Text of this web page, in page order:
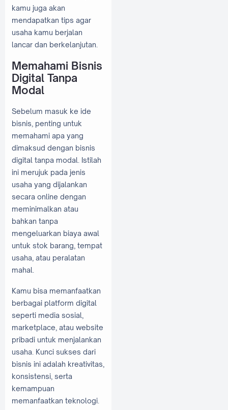
kamu juga akan
mendapatkan tips agar
usaha kamu berjalan
lancar dan berkelanjutan.
Memahami Bisnis
Digital Tanpa
Modal
Sebelum masuk ke ide
bisnis, penting untuk
memahami apa yang
dimaksud dengan bisnis
digital tanpa modal. Istilah
ini merujuk pada jenis
usaha yang dijalankan
secara online dengan
meminimalkan atau
bahkan tanpa
mengeluarkan biaya awal
untuk stok barang, tempat
usaha, atau peralatan
mahal.
Kamu bisa memanfaatkan
berbagai platform digital
seperti media sosial,
marketplace, atau website
pribadi untuk menjalankan
usaha. Kunci sukses dari
bisnis ini adalah kreativitas,
konsistensi, serta
kemampuan
memanfaatkan teknologi.